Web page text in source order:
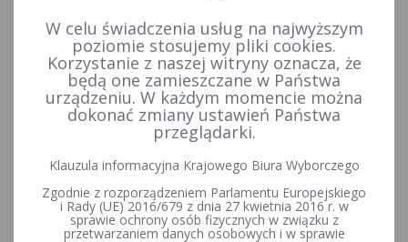
więcej
Aktualności Informacje Delegacja Krajowego Biura Wyborczego z wizytą roboczą w Delegaturze w Piotrkowie Trybunalskim
Delegacja Krajowego Biura
Wyborczego z wizytą roboczą
w Delegaturze w Piotrkowie
Trybunalskim
W celu świadczenia usług na najwyższym
poziomie stosujemy pliki cookies.
Korzystanie z naszej witryny oznacza, że
będą one zamieszczane w Państwa
urządzeniu. W każdym momencie można
dokonać zmiany ustawień Państwa
przeglądarki.
Klauzula informacyjna Krajowego Biura Wyborczego
Zgodnie z rozporządzeniem Parlamentu Europejskiego
i Rady (UE) 2016/679 z dnia 27 kwietnia 2016 r. w
sprawie ochrony osób fizycznych w związku z
przetwarzaniem danych osobowych i w sprawie